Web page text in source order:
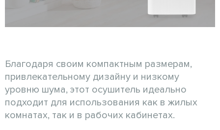
Благодаря своим компактным размерам,
привлекательному дизайну и низкому
уровню шума, этот осушитель идеально
подходит для использования как в жилых
комнатах, так и в рабочих кабинетах.